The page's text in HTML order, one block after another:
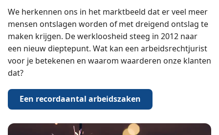
We herkennen ons in het marktbeeld dat er veel meer
mensen ontslagen worden of met dreigend ontslag te
maken krijgen. De werkloosheid steeg in 2012 naar
een nieuw dieptepunt. Wat kan een arbeidsrechtjurist
voor je betekenen en waarom waarderen onze klanten
dat?
Een recordaantal arbeidszaken